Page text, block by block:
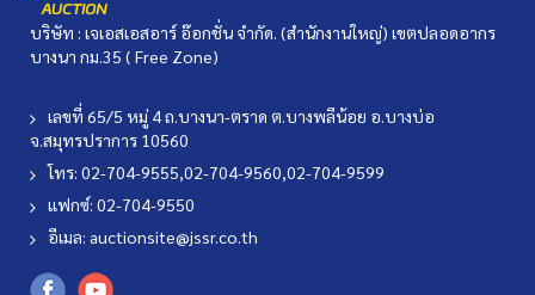
บริษัท : เจเอสเอสอาร์ อ๊อกชั่น จำกัด. (สำนักงานใหญ่) เขตปลอดอากร
บางนา กม.35 ( Free Zone)
เลขที่ 65/5 หมู่ 4 ถ.บางนา-ตราด ต.บางพลีน้อย อ.บางบ่อ
จ.สมุทรปราการ 10560
โทร: 02-704-9555,02-704-9560,02-704-9599
แฟกซ์: 02-704-9550
อีเมล: auctionsite@jssr.co.th